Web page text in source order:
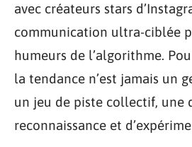
avec créateurs stars
communication ultra-ciblée
humeurs de l’algorithme.
la tendance n’est jamais un
un jeu de piste collectif, une
reconnaissance et